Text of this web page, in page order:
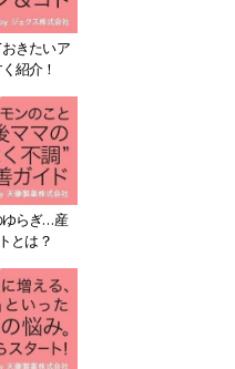
きたいア
紹介！
ゆらぎ…産
とは？